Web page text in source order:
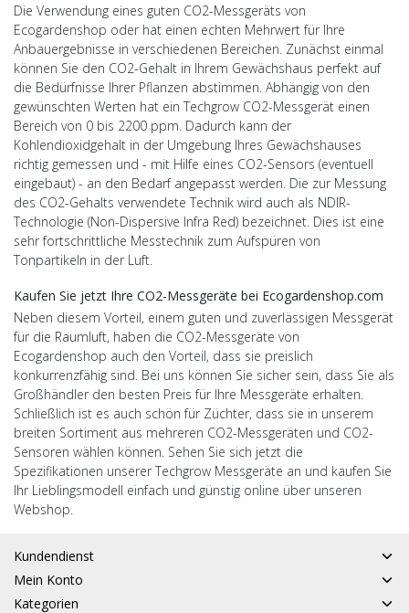
Die Verwendung eines guten CO2-Messgeräts von
Ecogardenshop oder hat einen echten Mehrwert für Ihre
Anbauergebnisse in verschiedenen Bereichen. Zunächst einmal
können Sie den CO2-Gehalt in Ihrem Gewächshaus perfekt auf
die Bedürfnisse Ihrer Pflanzen abstimmen. Abhängig von den
gewünschten Werten hat ein Techgrow CO2-Messgerät einen
Bereich von 0 bis 2200 ppm. Dadurch kann der
Kohlendioxidgehalt in der Umgebung Ihres Gewächshauses
richtig gemessen und - mit Hilfe eines CO2-Sensors (eventuell
eingebaut) - an den Bedarf angepasst werden. Die zur Messung
des CO2-Gehalts verwendete Technik wird auch als NDIR-
Technologie (Non-Dispersive Infra Red) bezeichnet. Dies ist eine
sehr fortschrittliche Messtechnik zum Aufspüren von
Tonpartikeln in der Luft.
Kaufen Sie jetzt Ihre CO2-Messgeräte bei Ecogardenshop.com
Neben diesem Vorteil, einem guten und zuverlässigen Messgerät
für die Raumluft, haben die CO2-Messgeräte von
Ecogardenshop auch den Vorteil, dass sie preislich
konkurrenzfähig sind. Bei uns können Sie sicher sein, dass Sie als
Großhändler den besten Preis für Ihre Messgeräte erhalten.
Schließlich ist es auch schön für Züchter, dass sie in unserem
breiten Sortiment aus mehreren CO2-Messgeräten und CO2-
Sensoren wählen können. Sehen Sie sich jetzt die
Spezifikationen unserer Techgrow Messgeräte an und kaufen Sie
Ihr Lieblingsmodell einfach und günstig online über unseren
Webshop.
Kundendienst
Mein Konto
Kategorien